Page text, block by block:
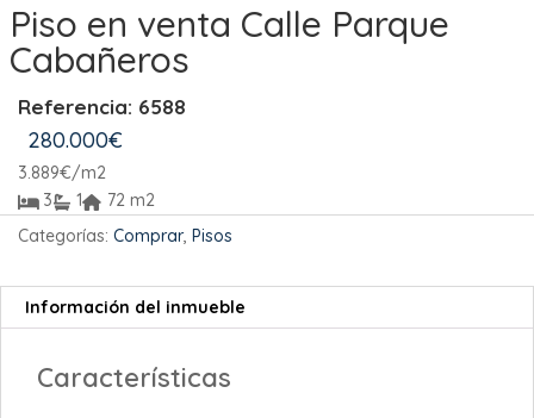
Piso en venta Calle Parque
Cabañeros
Referencia: 6588
280.000€
3.889€/m2
3
1
72 m2
Categorías: Comprar, Pisos
Información del inmueble
Características